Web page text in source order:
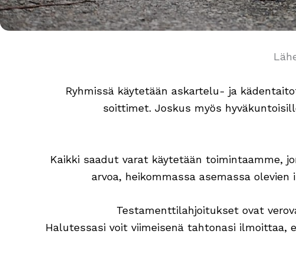
Ryhmissä käytetään askartelu- ja
soittimet. Joskus myös
Kaikki saadut varat käytetään toimintaamme,
arvoa, heikommassa asemassa
Testamenttilahjoitukset ovat
Halutessasi voit viimeisenä tahtonasi